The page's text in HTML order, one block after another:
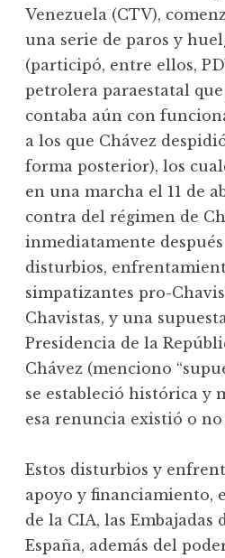
Venezuela (CTV),
una serie de paros y
(participó, entre ellos,
petrolera paraestatal
contaba aún con
a los que Chávez
forma posterior), los
en una marcha el 11 de
contra del régimen de
inmediatamente
disturbios,
simpatizantes pro-
Chavistas, y una
Presidencia de la
Chávez (menciono
se estableció histórica y
esa renuncia existió o
Estos disturbios y
apoyo y financiamiento,
de la CIA, las Embajadas
España, además del